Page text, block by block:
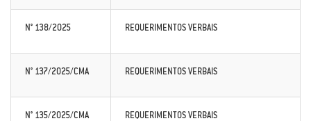
N° 138/2025 REQUERIMENTOS VERBAIS
N° 137/2025/CMA REQUERIMENTOS VERBAIS
N° 135/2025/CMA REQUERIMENTOS VERBAIS